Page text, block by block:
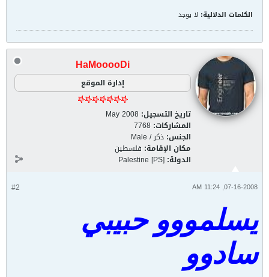
الكلمات الدلالية: لا يوجد
HaMooooDi
إدارة الموقع
تاريخ التسجيل: May 2008
المشاركات: 7768
الجنس: ذكر / Male
مكان الإقامة: فلسطين
الدولة: Palestine [PS]
#2 07-16-2008, 11:24 AM
يسلمووو حبيبي
سادوو